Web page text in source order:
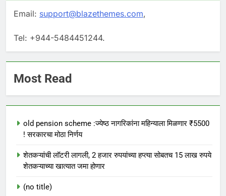
Email: support@blazethemes.com,
Tel: +944-5484451244.
Most Read
old pension scheme :ज्येष्ठ नागरिकांना महिन्याला मिळणार ₹5500
! सरकारचा मोठा निर्णय
शेतकऱ्यांची लॉटरी लागली, 2 हजार रुपयांच्या हप्त्या सोबतच 15 लाख रुपये
शेतकऱ्याच्या खात्यात जमा होणार
(no title)